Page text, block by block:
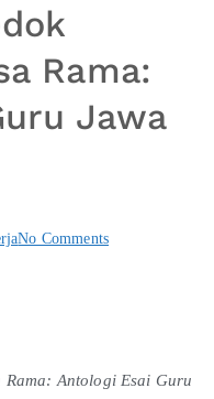
Rama:
Jawa
No Comments
Rama: Antologi Esai Guru